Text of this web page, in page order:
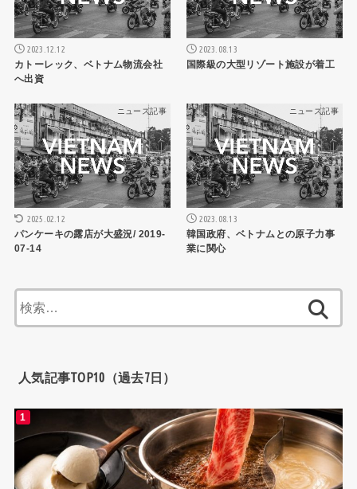
2023.12.12
カトーレック、ベトナム物流会社
へ出資
2023.08.13
国際級の大型リゾート施設が着工
ニュース記事
2025.02.12
パンケーキの露店が大盛況/ 2019-
07-14
ニュース記事
2023.08.13
韓国政府、ベトナムとの原子力事
業に関心
索:
人気記事TOP10（過去7日）